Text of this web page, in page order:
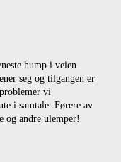
hump i veien
seg og tilgangen er
vi
i samtale. Førere av
og andre ulemper!